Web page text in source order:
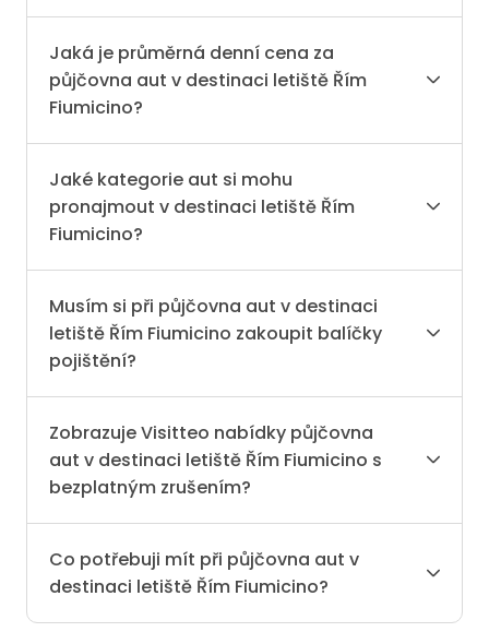
Jaká je průměrná denní cena za
půjčovna aut v destinaci letiště Řím
Fiumicino?
Jaké kategorie aut si mohu
pronajmout v destinaci letiště Řím
Fiumicino?
Musím si při půjčovna aut v destinaci
letiště Řím Fiumicino zakoupit balíčky
pojištění?
Zobrazuje Visitteo nabídky půjčovna
aut v destinaci letiště Řím Fiumicino s
bezplatným zrušením?
Co potřebuji mít při půjčovna aut v
destinaci letiště Řím Fiumicino?